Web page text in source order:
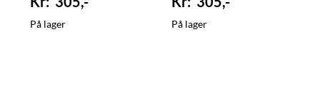
På lager På lager